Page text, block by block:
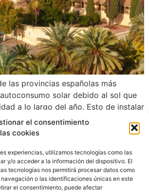
el consentimiento
cookies
experiencias, utilizamos tecnologías como las
y/o acceder a la información del dispositivo. El
tecnologías nos permitirá procesar datos como
o las identificaciones únicas en este
el consentimiento, puede afectar
las provincias españolas más
solar debido al sol que
a lo largo del año. Esto de instalar
el tejado no parece una moda